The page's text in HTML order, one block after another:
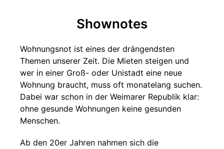
Shownotes
Wohnungsnot ist eines der drängendsten
Themen unserer Zeit. Die Mieten steigen und
wer in einer Groß- oder Unistadt eine neue
Wohnung braucht, muss oft monatelang suchen.
Dabei war schon in der Weimarer Republik klar:
ohne gesunde Wohnungen keine gesunden
Menschen.
Ab den 20er Jahren nahmen sich die